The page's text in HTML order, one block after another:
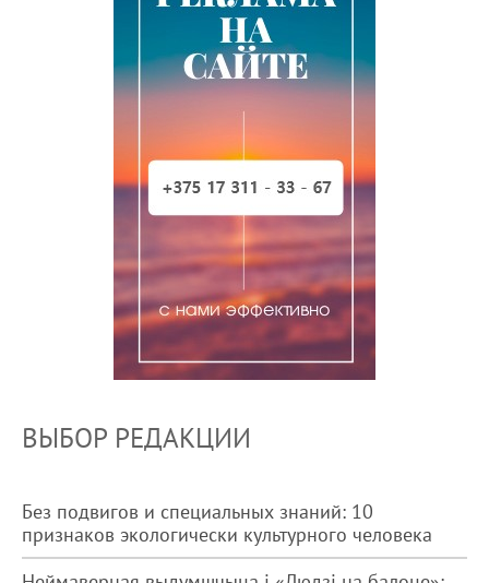
ВЫБОР РЕДАКЦИИ
Без подвигов и специальных знаний: 10
признаков экологически культурного человека